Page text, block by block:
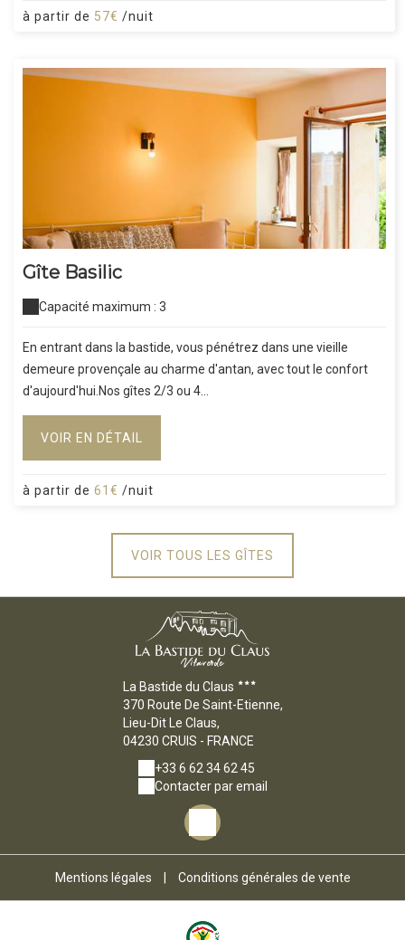
à partir de 57€ /nuit
Gîte Basilic
Capacité maximum : 3
En entrant dans la bastide, vous pénétrez dans une vieille
demeure provençale au charme d'antan, avec tout le confort
d'aujourd'hui.Nos gîtes 2/3 ou 4...
VOIR EN DÉTAIL
à partir de 61€ /nuit
VOIR TOUS LES GÎTES
La Bastide du Claus
370 Route De Saint-Etienne,
Lieu-Dit Le Claus,
04230 CRUIS - FRANCE
+33 6 62 34 62 45
Contacter par email
Mentions légales | Conditions générales de vente